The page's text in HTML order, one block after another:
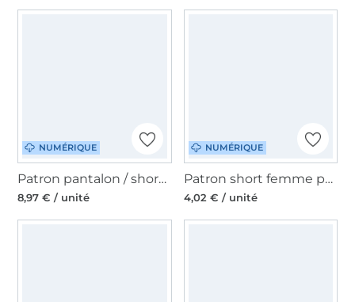
NUMÉRIQUE
Patron pantalon / short femme Ally Moeve.Design, en allemand
8,97 € / unité
NUMÉRIQUE
Patron short femme pdf Lucy vintageBambi, en allemand
4,02 € / unité